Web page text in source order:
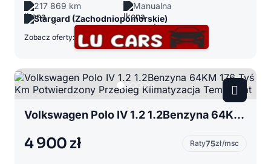
217 869 km
Manualna
Stargard (Zachodniopomorskie)
Zobacz oferty:
Volkswagen Polo IV 1.2 1.2Benzyna 64KM 176 Tyś Km Potwierdzony Przebieg Klimatyzacja Tempomat
4 900 zł Raty75zł/msc